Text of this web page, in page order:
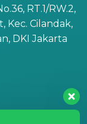
RT.1/RW.2,
Kec. Cilandak,
DKI Jakarta